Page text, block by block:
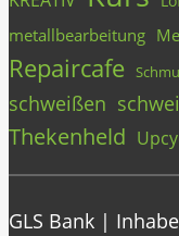
metallbearbeitung
Repaircafe
schweißen
Thekenheld
GLS Bank |